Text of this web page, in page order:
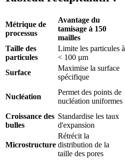
Métrique de
processus
Avantage du
tamisage à 150
mailles
Taille des
particules
Limite les particules à
< 100 µm
Surface
Maximise la surface
spécifique
Nucléation
Permet des points de
nucléation uniformes
Croissance des
bulles
Standardise les taux
d'expansion
Microstructure
Rétrécit la
distribution de la
taille des pores